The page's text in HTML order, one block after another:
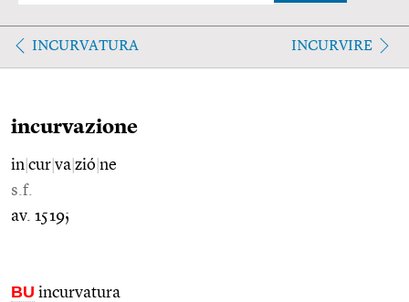
INCURVATURA INCURVIRE
incurvazione
in cur va zió ne
s.f.
av. 1519;
BU incurvatura